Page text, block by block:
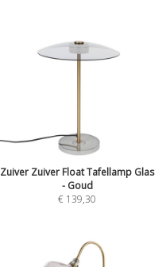
Zuiver Zuiver Float Tafellamp Glas
- Goud
€ 139,30